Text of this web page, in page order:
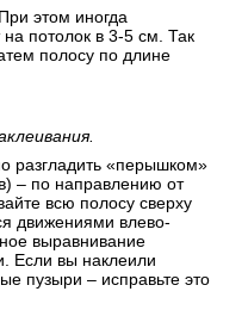
этом иногда
потолок в 3-5 см. Так
полосу по длине
разгладить «перышком»
– по направлению от
всю полосу сверху
движениями влево-
выравнивание
Если вы наклеили
пузыри – исправьте это